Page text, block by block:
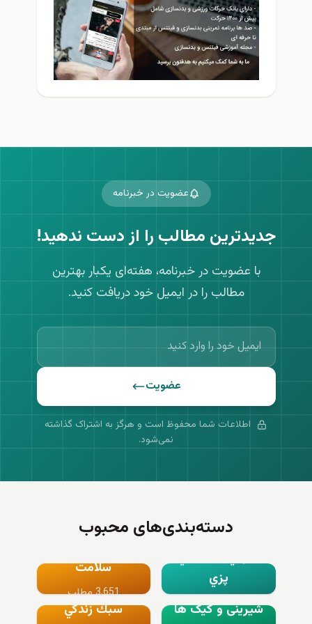
عضویت در خبرنامه
جدیدترین مطالب را از دست ندهید!
با عضویت در خبرنامه، هفته‌ای یکبار بهترین
مطالب را در ایمیل خود دریافت کنید.
عضویت
اطلاعات شما محفوظ است و هرگز به اشتراک گذاشته
نمی‌شود.
دسته‌بندی‌های محبوب
پزي
8,120 مطلب
سلامت
3,651 مطلب
شیرینی و کیک ها سبك زندگي